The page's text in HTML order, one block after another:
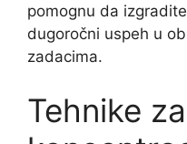
pomognu da
dugoročni uspeh u
zadacima.
Tehnike